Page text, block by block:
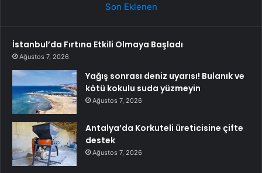
Son Eklenen
İstanbul’da Fırtına Etkili Olmaya Başladı
Ağustos 7, 2026
Yağış sonrası deniz uyarısı! Bulanık ve
kötü kokulu suda yüzmeyin
Ağustos 7, 2026
Antalya’da Korkuteli üreticisine çifte
destek
Ağustos 7, 2026